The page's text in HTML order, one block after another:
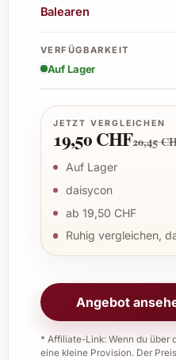
Balearen
VERFÜGBARKEIT
Auf Lager
JETZT VERGLEICHEN
19,50 CHF20,45
Auf Lager
daisycon
ab 19,50 CHF
Ruhig vergleichen,
Angebot
* Affiliate-Link: Wenn du über
eine kleine Provision. Der